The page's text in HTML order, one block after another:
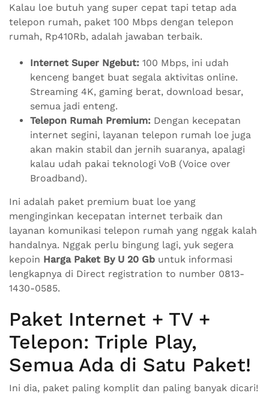
Kalau loe butuh yang super cepat tapi tetap ada
telepon rumah, paket 100 Mbps dengan telepon
rumah, Rp410Rb, adalah jawaban terbaik.
Internet Super Ngebut: 100 Mbps, ini udah
kenceng banget buat segala aktivitas online.
Streaming 4K, gaming berat, download besar,
semua jadi enteng.
Telepon Rumah Premium: Dengan kecepatan
internet segini, layanan telepon rumah loe juga
akan makin stabil dan jernih suaranya, apalagi
kalau udah pakai teknologi VoB (Voice over
Broadband).
Ini adalah paket premium buat loe yang
menginginkan kecepatan internet terbaik dan
layanan komunikasi telepon rumah yang nggak kalah
handalnya. Nggak perlu bingung lagi, yuk segera
kepoin Harga Paket By U 20 Gb untuk informasi
lengkapnya di Direct registration to number 0813-
1430-0585.
Paket Internet + TV +
Telepon: Triple Play,
Semua Ada di Satu Paket!
Ini dia, paket paling komplit dan paling banyak dicari!